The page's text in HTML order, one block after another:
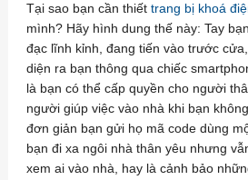
Tại sao bạn cần thiết trang bị khoá
mình? Hãy hình dung thế này: Tay
đạc lĩnh kỉnh, đang tiến vào trước
diện ra bạn thông qua chiếc
là bạn có thể cấp quyền cho người
người giúp việc vào nhà khi bạn
đơn giản bạn gửi họ mã code dùng
bạn đi xa ngôi nhà thân yêu nhưng
xem ai vào nhà, hay là cảnh bảo